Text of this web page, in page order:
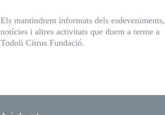
Els mantindrem informats dels esdeveniments,
notícies i altres activitats que duem a terme a
Todoli Citrus Fundació.